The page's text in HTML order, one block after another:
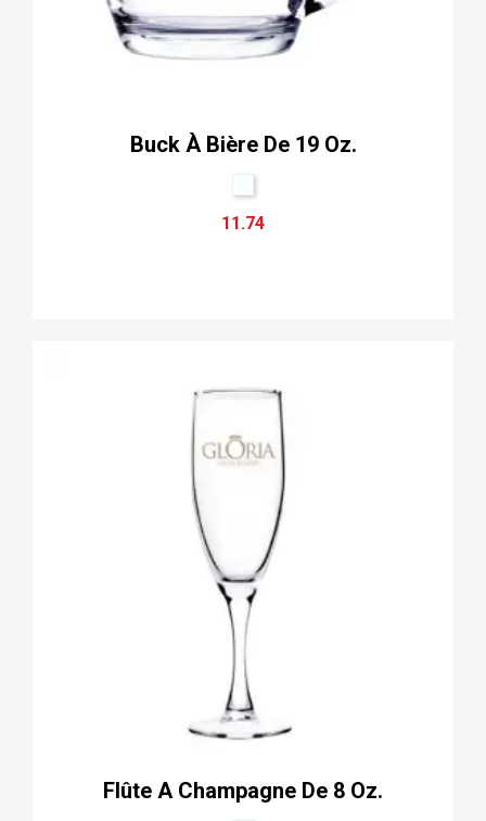
Buck À Bière De 19 Oz.
11.74
Flûte A Champagne De 8 Oz.